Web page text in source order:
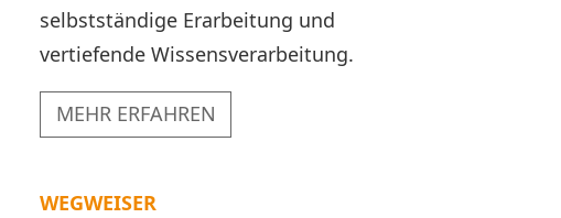
selbstständige Erarbeitung und
vertiefende Wissensverarbeitung.
MEHR ERFAHREN
WEGWEISER